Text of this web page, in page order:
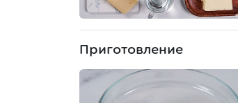
Приготовление